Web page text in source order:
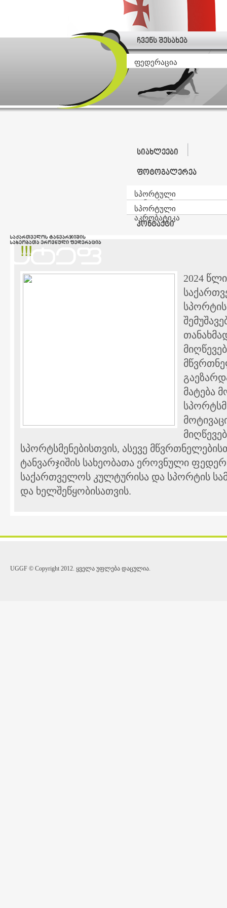
ჩვენს შესახებ
ფედერაცია
სიახლეები
ფოტოგალერეა
სპორტული
ტანვარჯიში
სპორტული
აკრობატიკა
კონტაქტი
!!!
2024
მატება
სპორტსმენებისთვის, ასევე
ტანვარჯიშის სახეობათა ეროვნული
საქართველოს კულტურისა და სპორტის
და ხელშეწყობისათვის.
UGGF © Copyright 2012. ყველა უფლება დაცულია.